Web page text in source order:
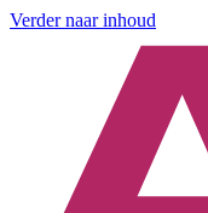
Verder naar inhoud